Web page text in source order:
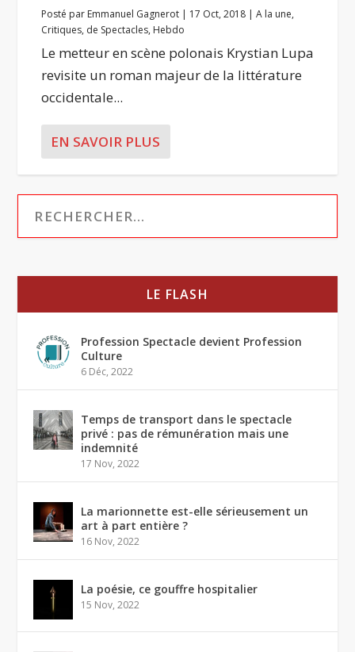
Posté par Emmanuel Gagnerot | 17 Oct, 2018 |A la une,
Critiques, de Spectacles, Hebdo
Le metteur en scène polonais Krystian Lupa
revisite un roman majeur de la littérature
occidentale...
EN SAVOIR PLUS
LE FLASH
Profession Spectacle devient Profession
Culture
6 Déc, 2022
Temps de transport dans le spectacle
privé : pas de rémunération mais une
indemnité
17 Nov, 2022
La marionnette est-elle sérieusement un
art à part entière ?
16 Nov, 2022
La poésie, ce gouffre hospitalier
15 Nov, 2022